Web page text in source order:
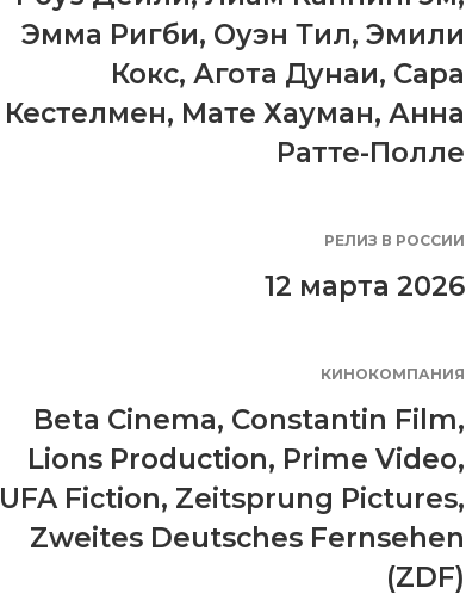
Эмма Ригби, Оуэн Тил, Эмили
Кокс, Агота Дунаи, Сара
Кестелмен, Мате Хауман, Анна
Ратте-Полле
РЕЛИЗ В РОССИИ
12 марта 2026
КИНОКОМПАНИЯ
Beta Cinema, Constantin Film,
Lions Production, Prime Video,
UFA Fiction, Zeitsprung Pictures,
Zweites Deutsches Fernsehen
(ZDF)